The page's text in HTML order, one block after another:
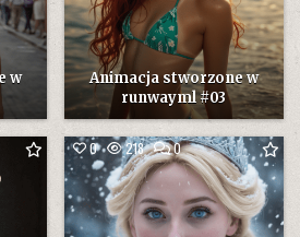
w
Animacja stworzone w
runwayml #03
0 218 0COMMENT
ON
ANIMACJA
STWORZONE
W
RUNWAYML
#01